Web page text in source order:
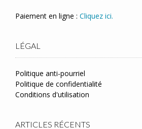
Paiement en ligne : Cliquez ici.
LÉGAL
Politique anti-pourriel
Politique de confidentialité
Conditions d'utilisation
ARTICLES RÉCENTS